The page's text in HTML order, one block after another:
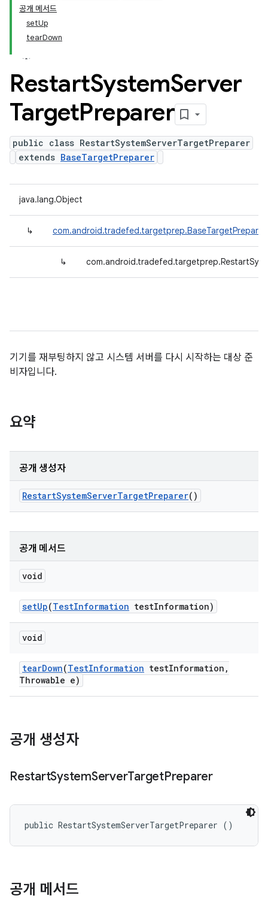
공개 메서드
setUp
tearDown
RestartSystemServer
TargetPreparer
public class RestartSystemServerTargetPreparer
extends BaseTargetPreparer
java.lang.Object
↳ com.android.tradefed.targetprep.BaseTargetPreparer
↳
기기를 재부팅하지 않고 시스템 서버를 다시 시작하는 대상 준
비자입니다.
요약
공개 생성자
RestartSystemServerTargetPreparer()
공개 메서드
void
setUp(TestInformation testInformation)
void
tearDown(TestInformation testInformation ,
Throwable e)
공개 생성자
RestartSystemServerTargetPreparer
public RestartSystemServerTargetPreparer ()
공개 메서드